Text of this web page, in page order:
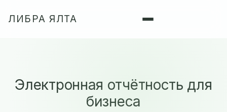
ЛИБРА ЯЛТА
Электронная отчётность для
бизнеса